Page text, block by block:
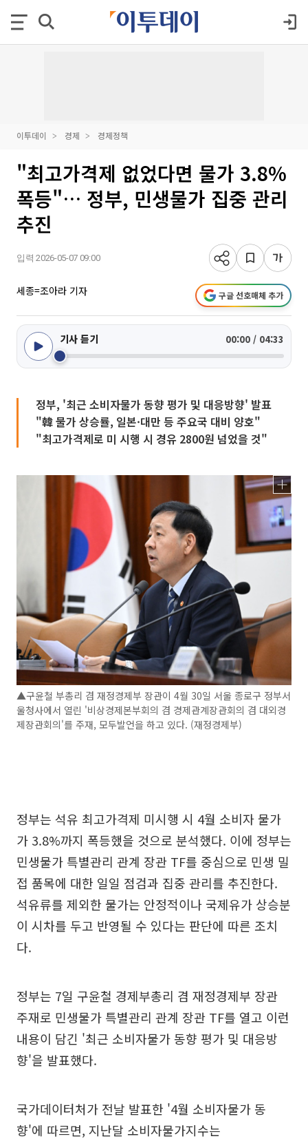
이투데이 경제 경제정책
"최고가격제 없었다면 물가 3.8%
폭등"… 정부, 민생물가 집중 관리
추진
입력 2026-05-07 09:00
세종=조아라 기자 구글 선호매체 추가
기사 듣기 00:00 / 04:33
정부, '최근 소비자물가 동향 평가 및 대응방향' 발표
"韓 물가 상승률, 일본·대만 등 주요국 대비 양호"
"최고가격제로 미 시행 시 경유 2800원 넘었을 것"
▲구윤철 부총리 겸 재정경제부 장관이 4월 30일 서울 종로구 정부서
울청사에서 열린 '비상경제본부회의 겸 경제관계장관회의 겸 대외경
제장관회의'를 주재, 모두발언을 하고 있다. (재정경제부)
정부는 석유 최고가격제 미시행 시 4월 소비자 물가
가 3.8%까지 폭등했을 것으로 분석했다. 이에 정부는
민생물가 특별관리 관계 장관 TF를 중심으로 민생 밀
접 품목에 대한 일일 점검과 집중 관리를 추진한다.
석유류를 제외한 물가는 안정적이나 국제유가 상승분
이 시차를 두고 반영될 수 있다는 판단에 따른 조치
다.
정부는 7일 구윤철 경제부총리 겸 재정경제부 장관
주재로 민생물가 특별관리 관계 장관 TF를 열고 이런
내용이 담긴 '최근 소비자물가 동향 평가 및 대응방
향'을 발표했다.
국가데이터처가 전날 발표한 '4월 소비자물가 동
향'에 따르면, 지난달 소비자물가지수는